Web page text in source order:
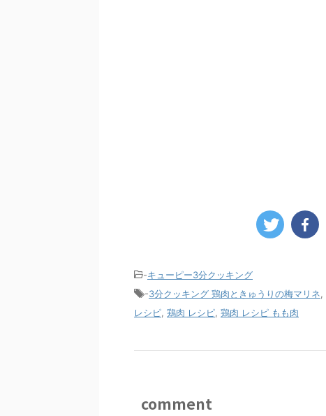
-キューピー3分クッキング
-3分クッキング 鶏肉ときゅうりの梅マリネ
レシピ 鶏肉 レシピ 鶏肉 レシピ もも肉
comment